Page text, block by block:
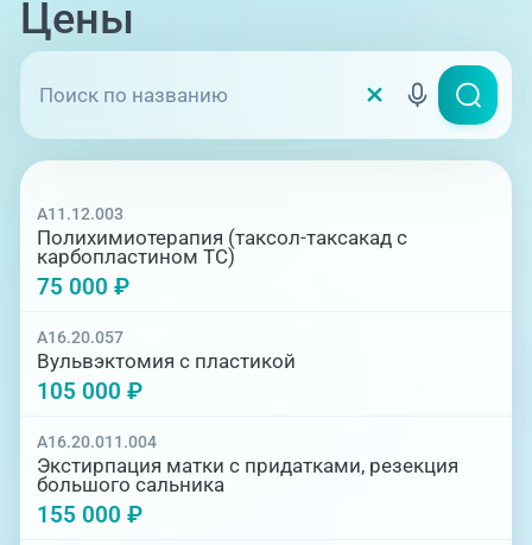
Цены
A11.12.003
Полихимиотерапия (таксол-таксакад с
карбопластином ТС)
75 000 ₽
A16.20.057
Вульвэктомия с пластикой
105 000 ₽
A16.20.011.004
Экстирпация матки с придатками, резекция
большого сальника
155 000 ₽